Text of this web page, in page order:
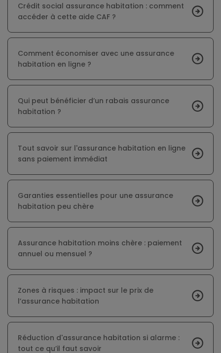
Crédit social assurance habitation : comment
accéder à cette aide CAF ?
Comment économiser avec une assurance
habitation en ligne ?
Qui peut bénéficier d’un rabais assurance
habitation ?
Tout savoir sur l'assurance habitation en ligne
sans paiement immédiat
Garanties essentielles pour une assurance
habitation peu chère
Assurance habitation moins chère : paiement
annuel ou mensuel ?
Zones à risques : impact sur le prix de
l’assurance habitation
Réduction d'assurance habitation si alarme :
tout ce qu’il faut savoir